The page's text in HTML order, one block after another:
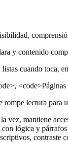
y contenido
cuando toca,
lectura para
vez, mantiene
lógica y
contraste